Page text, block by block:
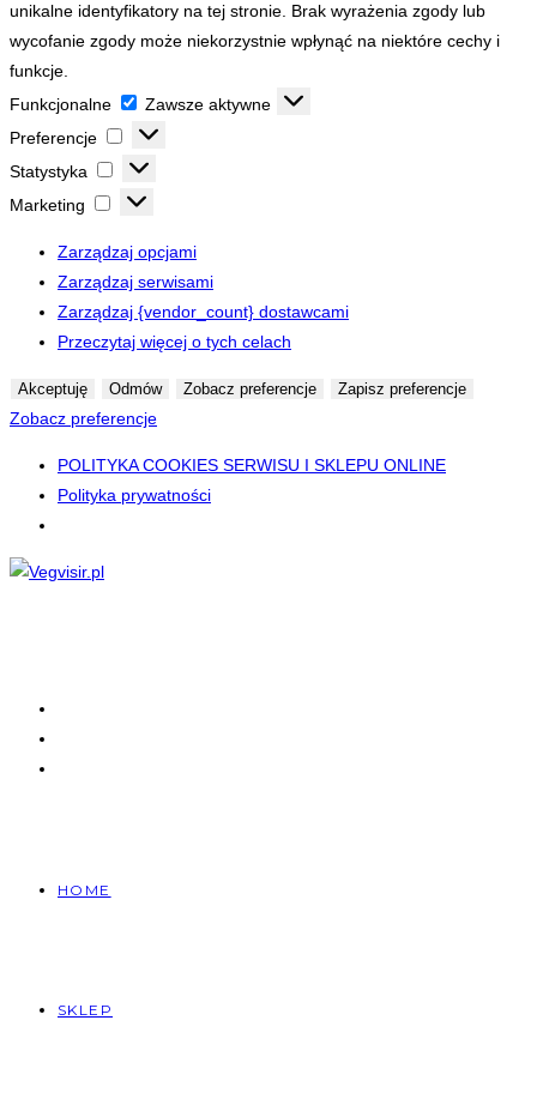
unikalne identyfikatory na tej stronie. Brak wyrażenia zgody lub
wycofanie zgody może niekorzystnie wpłynąć na niektóre cechy i
funkcje.
Funkcjonalne
Funkcjonalne
Zawsze aktywne
Preferencje
Preferencje
Statystyka
Statystyka
Marketing
Marketing
Zarządzaj opcjami
Zarządzaj serwisami
Zarządzaj {vendor_count} dostawcami
Przeczytaj więcej o tych celach
Akceptuję Odmów Zobacz preferencje Zapisz preferencje
Zobacz preferencje
POLITYKA COOKIES SERWISU I SKLEPU ONLINE
Polityka prywatności
Skip
HOME
SKLEP